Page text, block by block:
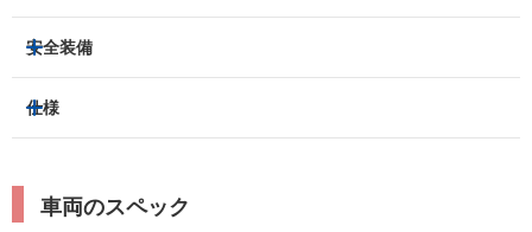
アルミホイール：-
サンルーフ/ガラスルーフ
ルーフレール
3列シート
ベンチシート
パワーシート
シートヒーター
安全装備
トラクションコントロール
レーンキープアシスト
横滑り防止装置
衝突被害軽減プレーキ
仕様
車両のスペック